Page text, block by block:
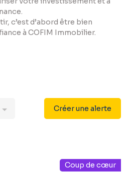
c’est d’abord être bien
à COFIM Immobilier.
Créer une alerte
Coup de cœur